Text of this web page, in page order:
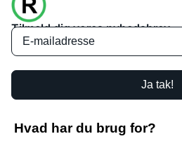
Tilmeld dig vores nyhedsbrev
Ja tak!
Hvad har du brug for?